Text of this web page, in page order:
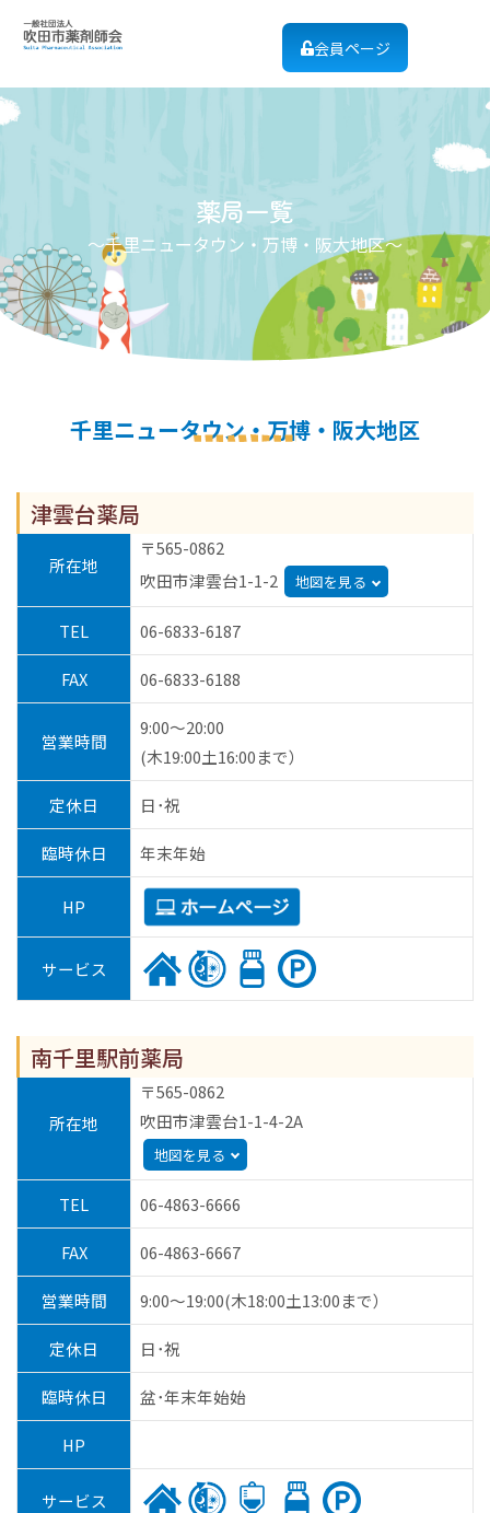
会員ページ
薬局一覧
～千里ニュータウン・万博・阪大地区～​
千里ニュータウン・万博・阪大地区
津雲台薬局
所在地
〒565-0862
吹田市津雲台1-1-2
地図を見る
TEL 06-6833-6187
FAX 06-6833-6188
営業時間
9:00～20:00
(木19:00土16:00まで）
定休日 日･祝
臨時休日 年末年始
HP
サービス
南千里駅前薬局
所在地
〒565-0862
吹田市津雲台1-1-4-2A
地図を見る
TEL 06-4863-6666
FAX 06-4863-6667
営業時間 9:00～19:00(木18:00土13:00まで）
定休日 日･祝
臨時休日 盆･年末年始始
HP
サービス